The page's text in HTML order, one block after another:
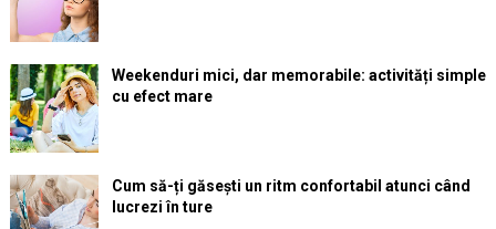
Weekenduri mici, dar memorabile: activități simple
cu efect mare
Cum să-ți găsești un ritm confortabil atunci când
lucrezi în ture